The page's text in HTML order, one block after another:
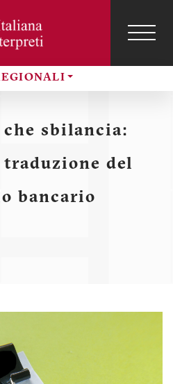
Menu
profilo
utente
sbilancia:
del
bancario